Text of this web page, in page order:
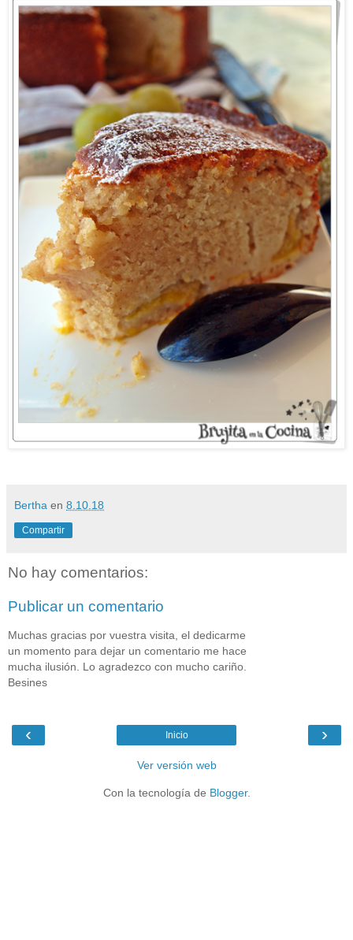
Bertha en 8.10.18
Compartir
No hay comentarios:
Publicar un comentario
Muchas gracias por vuestra visita, el dedicarme
un momento para dejar un comentario me hace
mucha ilusión. Lo agradezco con mucho cariño.
Besines
‹ ›
Inicio
Ver versión web
Con la tecnología de Blogger.